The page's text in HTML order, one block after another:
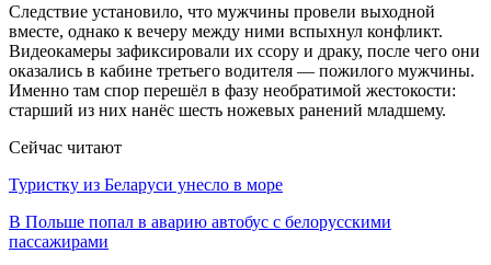
Следствие установило, что мужчины провели выходной
вместе, однако к вечеру между ними вспыхнул конфликт.
Видеокамеры зафиксировали их ссору и драку, после чего они
оказались в кабине третьего водителя — пожилого мужчины.
Именно там спор перешёл в фазу необратимой жестокости:
старший из них нанёс шесть ножевых ранений младшему.
Сейчас читают
Туристку из Беларуси унесло в море
В Польше попал в аварию автобус с белорусскими
пассажирами